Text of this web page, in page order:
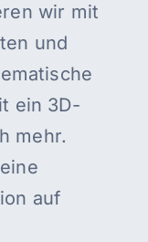
wir mit
und
ein 3D-
mehr.
auf